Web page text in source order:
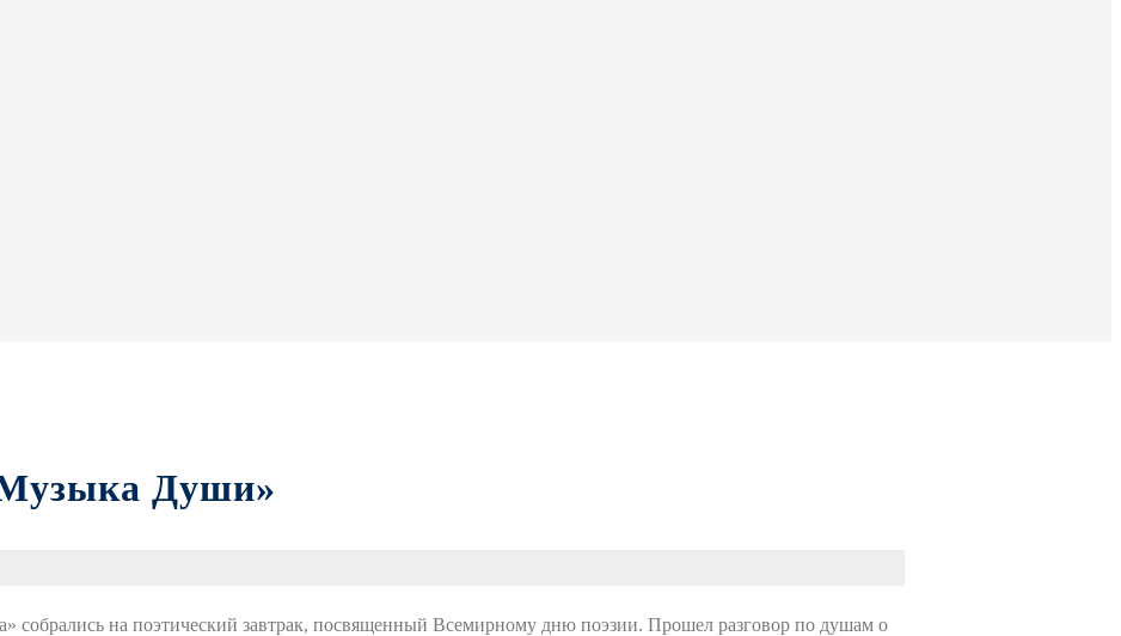
Души»
собрались на поэтический завтрак, посвященный Всемирному дню поэзии. Прошел разговор по душам о